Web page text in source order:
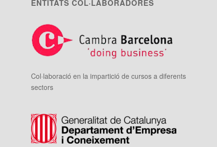
ENTITATS COL·LABORADORES
Col·laboració en la impartició de cursos a diferents
sectors